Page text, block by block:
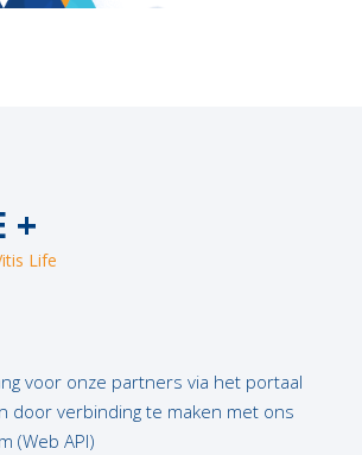
+
Life
voor onze partners via het portaal
door verbinding te maken met ons
(Web API)